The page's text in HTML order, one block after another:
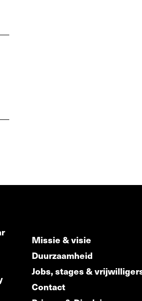
Missie & visie
Duurzaamheid
Jobs, stages &
Contact